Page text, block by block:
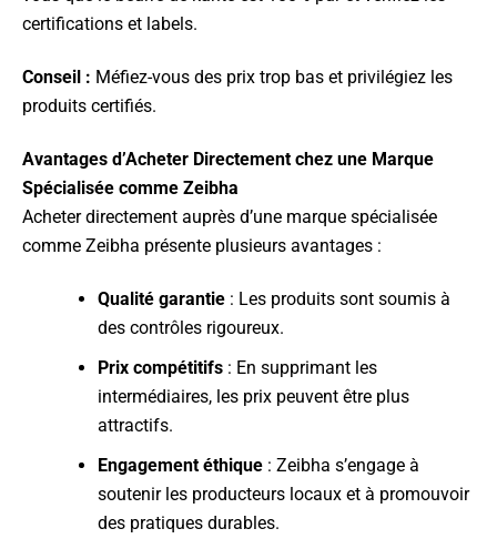
certifications et labels.
Conseil : Méfiez-vous des prix trop bas et privilégiez les
produits certifiés.
Avantages d’Acheter Directement chez une Marque
Spécialisée comme Zeibha
Acheter directement auprès d’une marque spécialisée
comme Zeibha présente plusieurs avantages :
Qualité garantie : Les produits sont soumis à
des contrôles rigoureux.
Prix compétitifs : En supprimant les
intermédiaires, les prix peuvent être plus
attractifs.
Engagement éthique : Zeibha s’engage à
soutenir les producteurs locaux et à promouvoir
des pratiques durables.